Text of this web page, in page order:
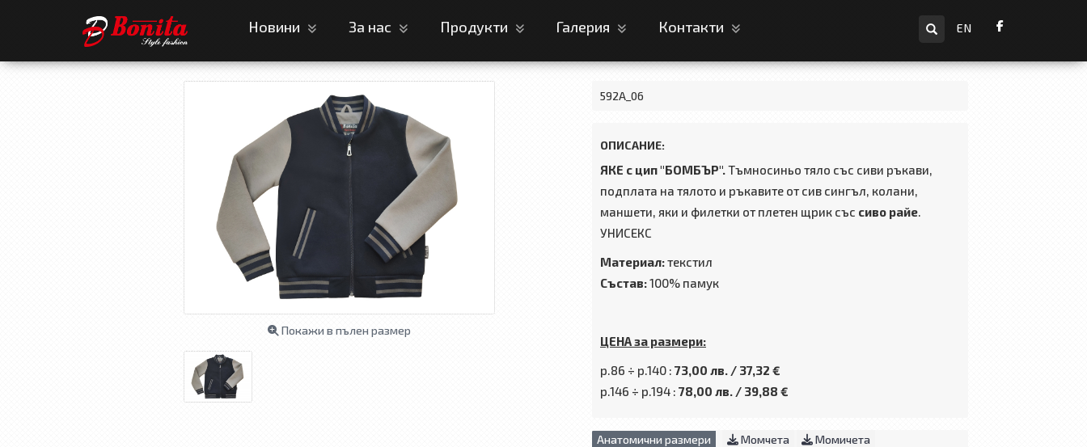
Новини За нас Продукти Галерия Контакти
EN
Покажи в пълен размер
592А_06
ОПИСАНИЕ:
ЯКЕ с цип "БОМБЪР".Тъмносиньо тяло със сиви ръкави,
подплата на тялото и ръкавите от сив сингъл, колани,
маншети, яки и филетки от плетен щрик със сиво райе.
УНИСЕКС
Материал:текстил
Състав:100% памук
ЦЕНА за размери:
р.86 ÷ р.140 : 73,00 лв. / 37,32 €
р.146 ÷ р.194 : 78,00 лв. / 39,88 €
Анатомични размери Момчета
Момичета